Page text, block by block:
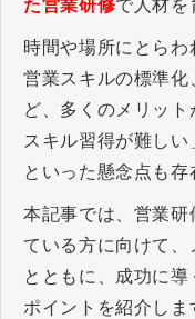
た営業研修で人材を
時間や場所にとらわ
営業スキルの標準
ど、多くのメリッ
スキル習得が難しい
といった懸念点も存
本記事では、営業
ている方に向けて
とともに、成功に
ポイントを紹介し